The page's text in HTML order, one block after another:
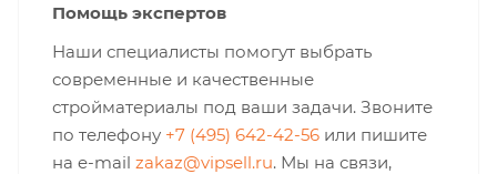
Помощь экспертов
Наши специалисты помогут выбрать
современные и качественные
стройматериалы под ваши задачи. Звоните
по телефону +7 (495) 642-42-56 или пишите
на e-mail zakaz@vipsell.ru. Мы на связи,